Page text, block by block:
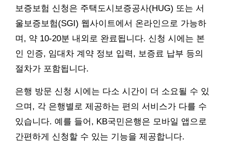
보증보험 신청은 주택도시보증공사(HUG) 또는 서
울보증보험(SGI) 웹사이트에서 온라인으로 가능하
며, 약 10-20분 내외로 완료됩니다. 신청 시에는 본
인 인증, 임대차 계약 정보 입력, 보증료 납부 등의
절차가 포함됩니다.
은행 방문 신청 시에는 다소 시간이 더 소요될 수 있
으며, 각 은행별로 제공하는 편의 서비스가 다를 수
있습니다. 예를 들어, KB국민은행은 모바일 앱으로
간편하게 신청할 수 있는 기능을 제공합니다.